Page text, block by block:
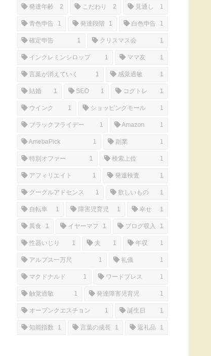
発達年齢 2 こだわり 2 見通し 1
青色申告 1 発達段階 1 白色申告 1
確定申告 1 クリスマス会 1
インクレミンシロップ 1 ママ友 1
言葉が消えていく 1 感覚過敏 1
結婚 1 SEO 1 コグトレ 1
ウインク 1 ショッピングモール 1
ブラックフライデー 1 Amazon 1
AmebaPick 1 副業 1
特別オファー 1 検索上位 1
アフィリエイト 1 発達検査 1
グーグルアドセンス 1 欲しいもの 1
自転車 1 障害児育児 1 幸せ 1
異食 1 イヤーマフ 1 ブログ収入 1
性器いじり 1 夫 1 年収 1
アルプス一万尺 1 礼儀 1
マクドナルド 1 ワードプレス 1
触覚過敏 1 発達障害児育児 1
オープンクエスチョン 1 誕生日 1
知能指数 1 言葉の成長 1 返礼品 1